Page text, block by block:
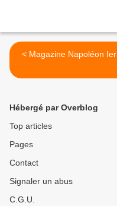
< Magazine Napoléon Ier
Hébergé par Overblog
Top articles
Pages
Contact
Signaler un abus
C.G.U.